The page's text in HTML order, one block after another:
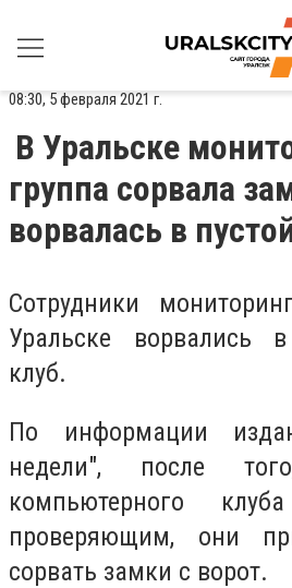
08:30, 5 февраля 2021 г.
В Уральске
группа сорвала
ворвалась в
Сотрудники
Уральске ворвались
клуб.
По информации
недели", после
компьютерного
проверяющим, они
сорвать замки с ворот.